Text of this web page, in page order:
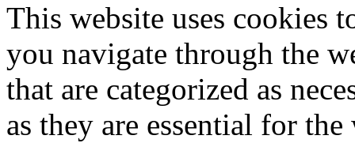
This website uses cookies
you navigate through the
that are categorized as
as they are essential for